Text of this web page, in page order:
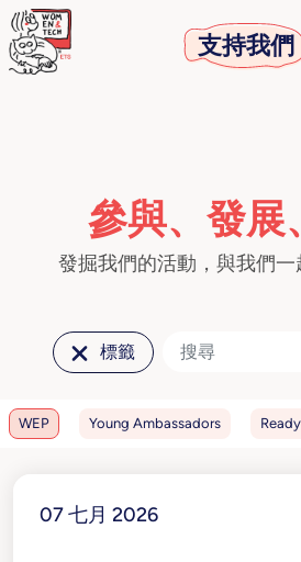
支持我們
參與、發展
發掘我們的活動，與我們
標籤
WEP Young Ambassadors
07 七月 2026